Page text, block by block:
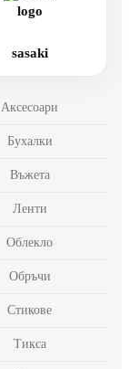
sasaki
Аксесоари
Бухалки
Въжета
Ленти
Облекло
Обръчи
Стикове
Тикса